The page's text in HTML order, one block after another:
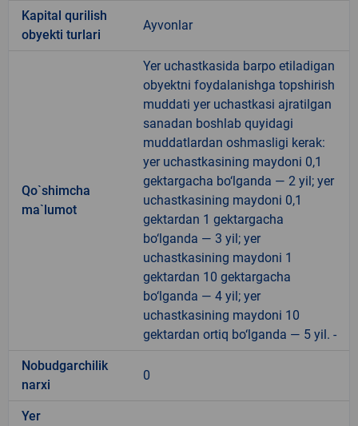
Kapital qurilish
obyekti turlari
Ayvonlar
Qo`shimcha
ma`lumot
Yer uchastkasida barpo etiladigan
obyektni foydalanishga topshirish
muddati yer uchastkasi ajratilgan
sanadan boshlab quyidagi
muddatlardan oshmasligi kerak:
yer uchastkasining maydoni 0,1
gektargacha bo‘lganda — 2 yil; yer
uchastkasining maydoni 0,1
gektardan 1 gektargacha
bo‘lganda — 3 yil; yer
uchastkasining maydoni 1
gektardan 10 gektargacha
bo‘lganda — 4 yil; yer
uchastkasining maydoni 10
gektardan ortiq bo‘lganda — 5 yil. -
Nobudgarchilik
narxi
0
Yer